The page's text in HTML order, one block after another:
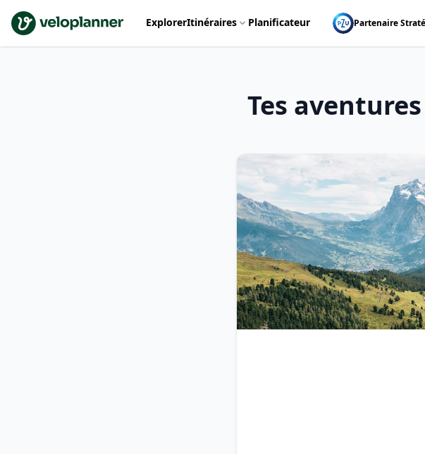
VeloPlanner ExplorerItinéraires Planificateur Partenaire
Tes